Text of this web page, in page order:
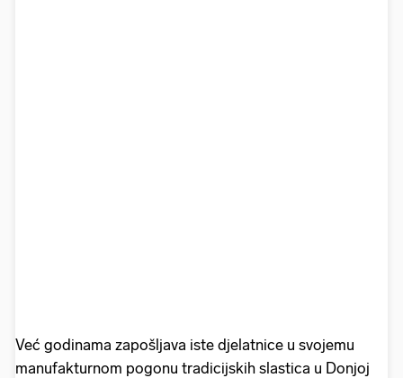
Već godinama zapošljava iste djelatnice u svojemu
manufakturnom pogonu tradicijskih slastica u Donjoj